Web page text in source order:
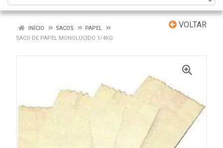
VOLTAR
INÍCIO SACOS
PAPEL
SACO DE PAPEL MONOLÚCIDO 1/4KG